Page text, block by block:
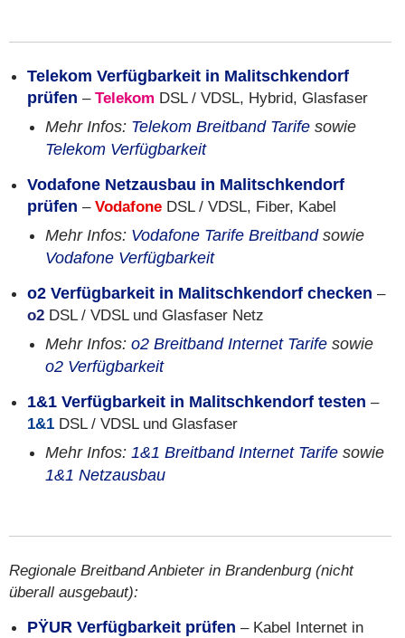
Telekom Verfügbarkeit in Malitschkendorf
prüfen – Telekom DSL / VDSL, Hybrid, Glasfaser
Mehr Infos: Telekom Breitband Tarife sowie
Telekom Verfügbarkeit
Vodafone Netzausbau in Malitschkendorf
prüfen – Vodafone DSL / VDSL, Fiber, Kabel
Mehr Infos: Vodafone Tarife Breitbandsowie
Vodafone Verfügbarkeit
o2 Verfügbarkeit in Malitschkendorf checken –
o2 DSL / VDSL und Glasfaser Netz
Mehr Infos: o2 Breitband Internet Tarife sowie
o2 Verfügbarkeit
1&1 Verfügbarkeit in Malitschkendorf testen –
1&1 DSL / VDSL und Glasfaser
Mehr Infos: 1&1 Breitband Internet Tarife sowie
1&1 Netzausbau
Regionale Breitband Anbieter in Brandenburg (nicht
überall ausgebaut):
PŸUR Verfügbarkeit prüfen – Kabel Internet in